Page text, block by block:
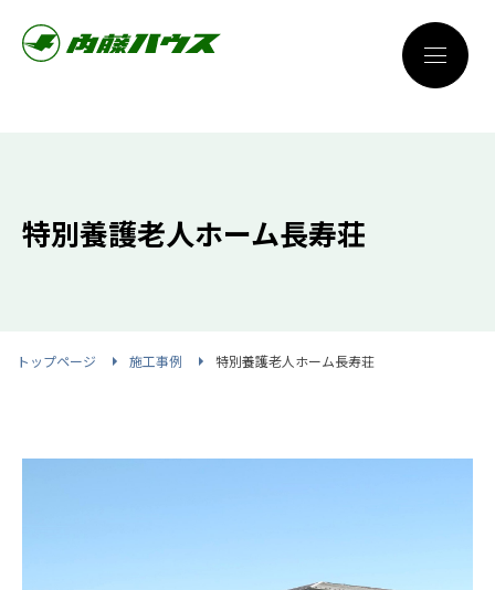
特別養護老人ホーム長寿荘
トップページ 施工事例 特別養護老人ホーム長寿荘